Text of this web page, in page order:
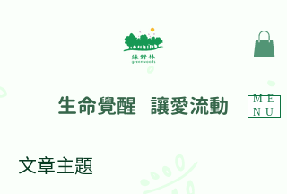
ME
NU
生命覺醒 讓愛流動
文章主題